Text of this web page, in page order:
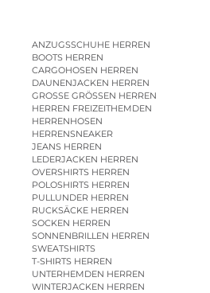
ANZUGSSCHUHE HERREN
BOOTS HERREN
CARGOHOSEN HERREN
DAUNENJACKEN HERREN
GROSSE GRÖSSEN HERREN
HERREN FREIZEITHEMDEN
HERRENHOSEN
HERRENSNEAKER
JEANS HERREN
LEDERJACKEN HERREN
OVERSHIRTS HERREN
POLOSHIRTS HERREN
PULLUNDER HERREN
RUCKSÄCKE HERREN
SOCKEN HERREN
SONNENBRILLEN HERREN
SWEATSHIRTS
T-SHIRTS HERREN
UNTERHEMDEN HERREN
WINTERJACKEN HERREN